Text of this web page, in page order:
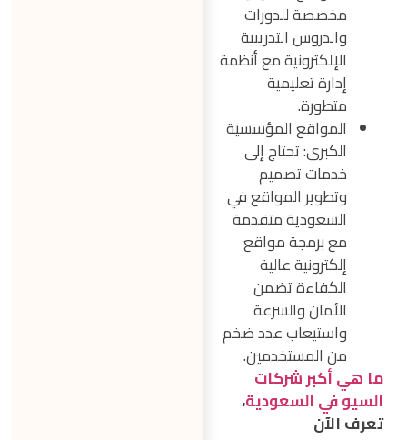
مخصصة للدورات
والدروس التدريبية
الإلكترونية مع أنظمة
إدارة تعليمية
متطورة.
المواقع المؤسسية
الكبرى: تحتاج إلى
خدمات تصميم
وتطوير المواقع في
السعودية متقدمة
مع برمجة مواقع
إلكترونية عالية
الكفاءة تضمن
الأمان والسرعة
واستيعاب عدد ضخم
من المستخدمين.
ما هيأكبر شركات
السيو في السعودية،
تعرف الآن